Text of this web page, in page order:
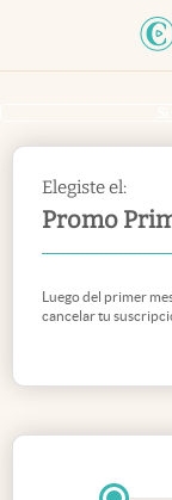
Elegiste el:
Promo
Luego del primer
cancelar tu